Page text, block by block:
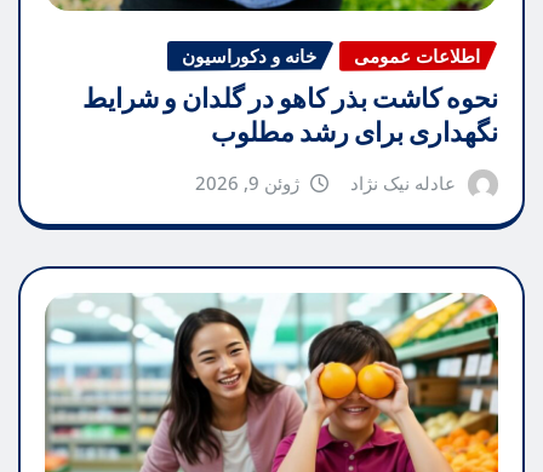
اطلاعات عمومی خانه و دکوراسیون
نحوه کاشت بذر کاهو در گلدان و شرایط
نگهداری برای رشد مطلوب
عادله نیک نژاد ژوئن 9, 2026